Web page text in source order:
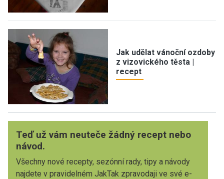
Jak udělat vánoční ozdoby
z vizovického těsta |
recept
Teď už vám neuteče žádný recept nebo
návod.
Všechny nové recepty, sezónní rady, tipy a návody
najdete v pravidelném JakTak zpravodaji ve své e-